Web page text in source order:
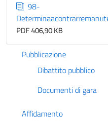
98-
PDF 406,90 KB
Pubblicazione
Dibattito pubblico
Documenti di gara
Affidamento